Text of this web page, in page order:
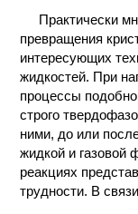
Практически
превращения
интересующих
жидкостей. При
процессы
строго
ними, до или
жидкой и газовой
реакциях
трудности. В